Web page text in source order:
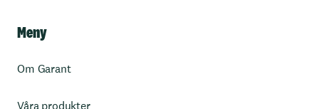
Meny
Om Garant